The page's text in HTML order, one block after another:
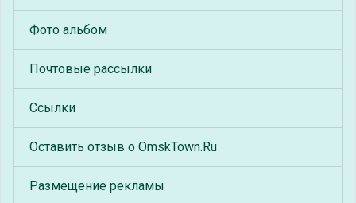
Фото альбом
Почтовые рассылки
Ссылки
Оставить отзыв о OmskTown.Ru
Размещение рекламы